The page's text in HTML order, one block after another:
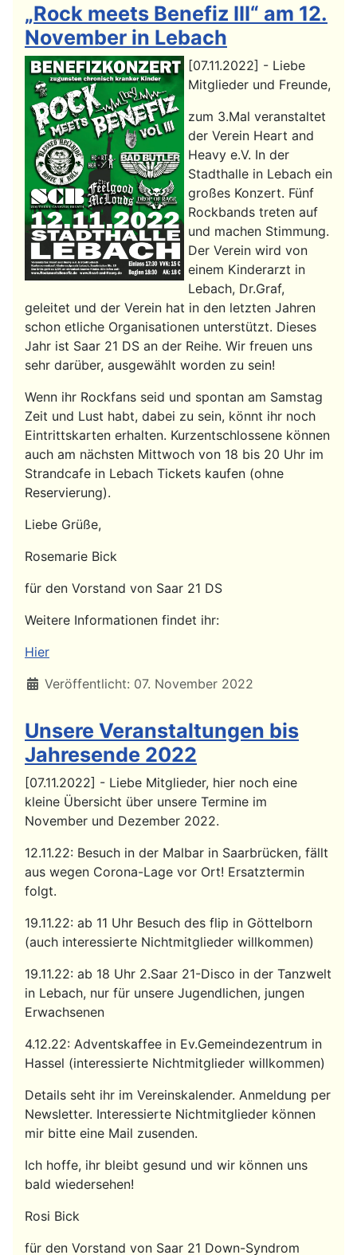
„Rock meets Benefiz III“ am 12.
November in Lebach
[07.11.2022] - Liebe
Mitglieder und Freunde,
zum 3.Mal veranstaltet
der Verein Heart and
Heavy e.V. In der
Stadthalle in Lebach ein
großes Konzert. Fünf
Rockbands treten auf
und machen Stimmung.
Der Verein wird von
einem Kinderarzt in
Lebach, Dr.Graf,
geleitet und der Verein hat in den letzten Jahren
schon etliche Organisationen unterstützt. Dieses
Jahr ist Saar 21 DS an der Reihe. Wir freuen uns
sehr darüber, ausgewählt worden zu sein!
Wenn ihr Rockfans seid und spontan am Samstag
Zeit und Lust habt, dabei zu sein, könnt ihr noch
Eintrittskarten erhalten. Kurzentschlossene können
auch am nächsten Mittwoch von 18 bis 20 Uhr im
Strandcafe in Lebach Tickets kaufen (ohne
Reservierung).
Liebe Grüße,
Rosemarie Bick
für den Vorstand von Saar 21 DS
Weitere Informationen findet ihr:
Hier
Details
Veröffentlicht: 07. November 2022
Unsere Veranstaltungen bis
Jahresende 2022
[07.11.2022] - Liebe Mitglieder, hier noch eine
kleine Übersicht über unsere Termine im
November und Dezember 2022.
12.11.22: Besuch in der Malbar in Saarbrücken, fällt
aus wegen Corona-Lage vor Ort! Ersatztermin
folgt.
19.11.22: ab 11 Uhr Besuch des flip in Göttelborn
(auch interessierte Nichtmitglieder willkommen)
19.11.22: ab 18 Uhr 2.Saar 21-Disco in der Tanzwelt
in Lebach, nur für unsere Jugendlichen, jungen
Erwachsenen
4.12.22: Adventskaffee in Ev.Gemeindezentrum in
Hassel (interessierte Nichtmitglieder willkommen)
Details seht ihr im Vereinskalender. Anmeldung per
Newsletter. Interessierte Nichtmitglieder können
mir bitte eine Mail zusenden.
Ich hoffe, ihr bleibt gesund und wir können uns
bald wiedersehen!
Rosi Bick
für den Vorstand von Saar 21 Down-Syndrom